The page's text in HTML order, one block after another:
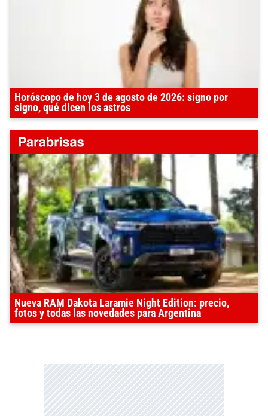
Horóscopo de hoy 3 de agosto de 2026: signo por
signo, qué dicen los astros
Nueva RAM Dakota Laramie Night Edition: precio,
fotos y todas las novedades para Argentina